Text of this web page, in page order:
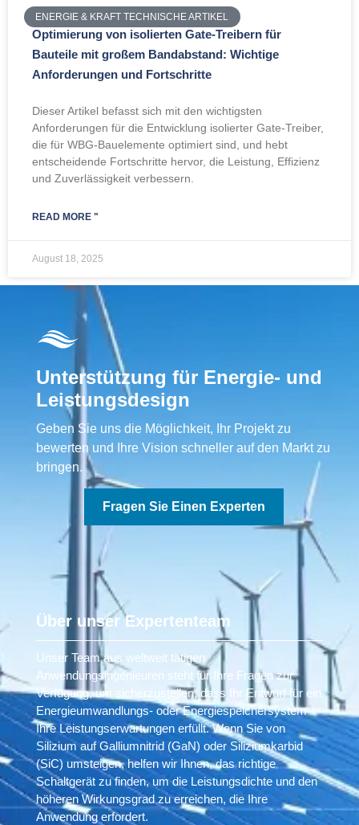
ENERGIE & KRAFT TECHNISCHE ARTIKEL
Optimierung von isolierten Gate-Treibern für
Bauteile mit großem Bandabstand: Wichtige
Anforderungen und Fortschritte
Dieser Artikel befasst sich mit den wichtigsten
Anforderungen für die Entwicklung isolierter Gate-Treiber,
die für WBG-Bauelemente optimiert sind, und hebt
entscheidende Fortschritte hervor, die Leistung, Effizienz
und Zuverlässigkeit verbessern.
READ MORE "
August 18, 2025
Unterstützung für Energie- und
Leistungsdesign
Geben Sie uns die Möglichkeit, Ihr Projekt zu
bewerten und Ihre Vision schneller auf den Markt zu
bringen.
Fragen Sie Einen Experten
Über unser Expertenteam
Unser Team aus weltweit tätigen
Anwendungsingenieuren steht für Ihre Fragen zur
Verfügung, um sicherzustellen, dass Ihr Entwurf für ein
Energieumwandlungs- oder Energiespeichersystem
Ihre Leistungserwartungen erfüllt. Wenn Sie von
Silizium auf Galliumnitrid (GaN) oder Siliziumkarbid
(SiC) umsteigen, helfen wir Ihnen, das richtige
Schaltgerät zu finden, um die Leistungsdichte und den
höheren Wirkungsgrad zu erreichen, die Ihre
Anwendung erfordert.